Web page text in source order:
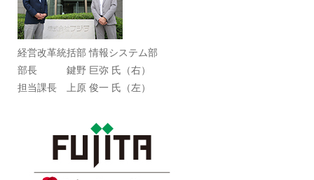
経営改革統括部 情報システム部
部長 鍵野 巨弥 氏（右）
担当課長 上原 俊一 氏（左）